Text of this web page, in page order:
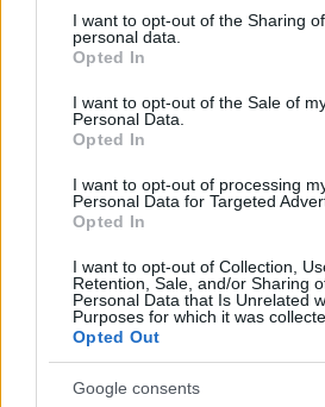
I want to opt-out of the Sharing
personal data.
Opted In
I want to opt-out of the Sale of
Personal Data.
Opted In
I want to opt-out of processing
Personal Data for Targeted
Opted In
I want to opt-out of Collection,
Retention, Sale, and/or Sharing
Personal Data that Is Unrelated
Purposes for which it was
Opted Out
Google consents
Corte dei conti, la
metà: si poteva
Chi firma non deve avere
nemmeno. La magistratura
solo punire, ma aiutare la
amministrazione
diLuigi Bisignani
8 Agosto 2026, 19:00